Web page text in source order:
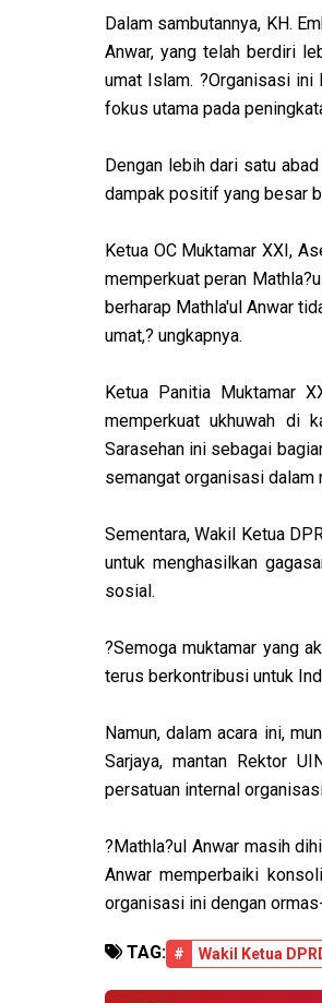
Dalam sambutannya, KH.
Anwar, yang telah berdiri
umat Islam. ?Organisasi ini
fokus utama pada
Dengan lebih dari satu
dampak positif yang besar
Ketua OC Muktamar XXI,
memperkuat peran
berharap Mathla'ul Anwar
umat,? ungkapnya.
Ketua Panitia Muktamar
memperkuat ukhuwah di
Sarasehan ini sebagai
semangat organisasi dalam
Sementara, Wakil Ketua
untuk menghasilkan
sosial.
?Semoga muktamar yang
terus berkontribusi untuk
Namun, dalam acara ini,
Sarjaya, mantan Rektor
persatuan internal
?Mathla?ul Anwar masih
Anwar memperbaiki
organisasi ini dengan
TAG: # Wakil Ketua